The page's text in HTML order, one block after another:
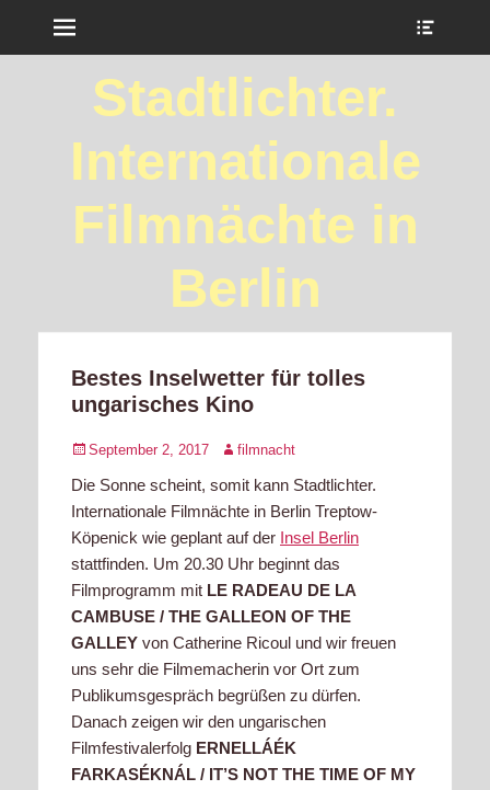
Stadtlichter.
Internationale
Filmnächte in
Berlin
Bestes Inselwetter für tolles
ungarisches Kino
Posted
September 2, 2017 Author
filmnacht
Die Sonne scheint, somit kann Stadtlichter.
Internationale Filmnächte in Berlin Treptow-
Köpenick wie geplant auf der Insel Berlin
stattfinden. Um 20.30 Uhr beginnt das
Filmprogramm mit LE RADEAU DE LA
CAMBUSE / THE GALLEON OF THE
GALLEY von Catherine Ricoul und wir freuen
uns sehr die Filmemacherin vor Ort zum
Publikumsgespräch begrüßen zu dürfen.
Danach zeigen wir den ungarischen
Filmfestivalerfolg ERNELLÁÉK
FARKASÉKNÁL / IT’S NOT THE TIME OF MY